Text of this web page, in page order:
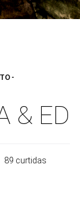
& ED
89 curtidas